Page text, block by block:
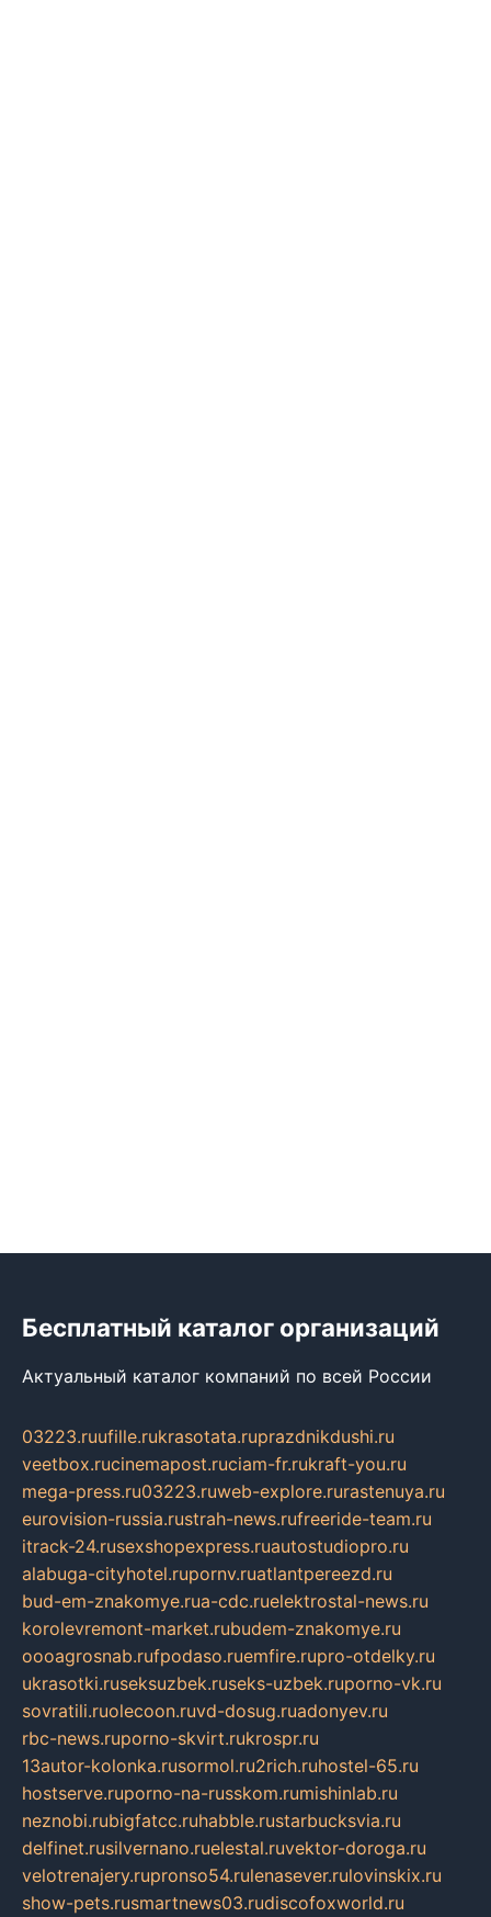
Бесплатный каталог организаций
Актуальный каталог компаний по всей России
03223.ruufille.rukrasotata.ruprazdnikdushi.ru
veetbox.rucinemapost.ruciam-fr.rukraft-you.ru
mega-press.ru03223.ruweb-explore.rurastenuya.ru
eurovision-russia.rustrah-news.rufreeride-team.ru
itrack-24.rusexshopexpress.ruautostudiopro.ru
alabuga-cityhotel.rupornv.ruatlantpereezd.ru
bud-em-znakomye.rua-cdc.ruelektrostal-news.ru
korolevremont-market.rubudem-znakomye.ru
oooagrosnab.rufpodaso.ruemfire.rupro-otdelky.ru
ukrasotki.ruseksuzbek.ruseks-uzbek.ruporno-vk.ru
sovratili.ruolecoon.ruvd-dosug.ruadonyev.ru
rbc-news.ruporno-skvirt.rukrospr.ru
13autor-kolonka.rusormol.ru2rich.ruhostel-65.ru
hostserve.ruporno-na-russkom.rumishinlab.ru
neznobi.rubigfatcc.ruhabble.rustarbucksvia.ru
delfinet.rusilvernano.ruelestal.ruvektor-doroga.ru
velotrenajery.rupronso54.rulenasever.rulovinskix.ru
show-pets.rusmartnews03.rudiscofoxworld.ru